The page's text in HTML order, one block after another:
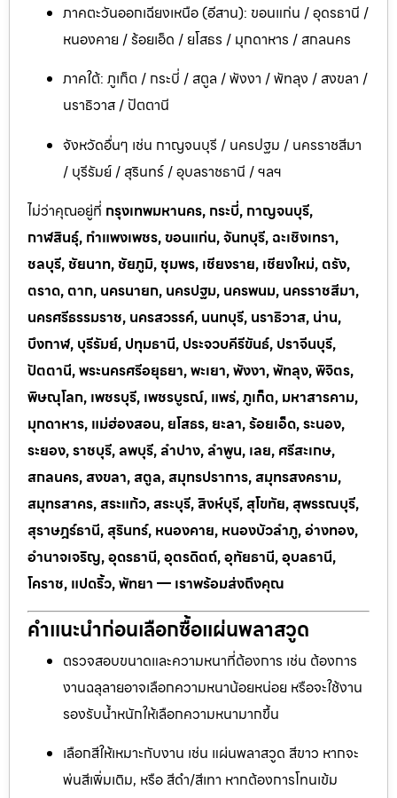
ภาคตะวันออกเฉียงเหนือ (อีสาน): ขอนแก่น / อุดรธานี /
หนองคาย / ร้อยเอ็ด / ยโสธร / มุกดาหาร / สกลนคร
ภาคใต้: ภูเก็ต / กระบี่ / สตูล / พังงา / พัทลุง / สงขลา /
นราธิวาส / ปัตตานี
จังหวัดอื่นๆ เช่น กาญจนบุรี / นครปฐม / นครราชสีมา
/ บุรีรัมย์ / สุรินทร์ / อุบลราชธานี / ฯลฯ
ไม่ว่าคุณอยู่ที่ กรุงเทพมหานคร, กระบี่, กาญจนบุรี,
กาฬสินธุ์, กำแพงเพชร, ขอนแก่น, จันทบุรี, ฉะเชิงเทรา,
ชลบุรี, ชัยนาท, ชัยภูมิ, ชุมพร, เชียงราย, เชียงใหม่, ตรัง,
ตราด, ตาก, นครนายก, นครปฐม, นครพนม, นครราชสีมา,
นครศรีธรรมราช, นครสวรรค์, นนทบุรี, นราธิวาส, น่าน,
บึงกาฬ, บุรีรัมย์, ปทุมธานี, ประจวบคีรีขันธ์, ปราจีนบุรี,
ปัตตานี, พระนครศรีอยุธยา, พะเยา, พังงา, พัทลุง, พิจิตร,
พิษณุโลก, เพชรบุรี, เพชรบูรณ์, แพร่, ภูเก็ต, มหาสารคาม,
มุกดาหาร, แม่ฮ่องสอน, ยโสธร, ยะลา, ร้อยเอ็ด, ระนอง,
ระยอง, ราชบุรี, ลพบุรี, ลำปาง, ลำพูน, เลย, ศรีสะเกษ,
สกลนคร, สงขลา, สตูล, สมุทรปราการ, สมุทรสงคราม,
สมุทรสาคร, สระแก้ว, สระบุรี, สิงห์บุรี, สุโขทัย, สุพรรณบุรี,
สุราษฎร์ธานี, สุรินทร์, หนองคาย, หนองบัวลำภู, อ่างทอง,
อำนาจเจริญ, อุดรธานี, อุตรดิตถ์, อุทัยธานี, อุบลธานี,
โคราช, แปดริ้ว, พัทยา — เราพร้อมส่งถึงคุณ
คำแนะนำก่อนเลือกซื้อแผ่นพลาสวูด
ตรวจสอบขนาดและความหนาที่ต้องการ เช่น ต้องการ
งานฉลุลายอาจเลือกความหนาน้อยหน่อย หรือจะใช้งาน
รองรับน้ำหนักให้เลือกความหนามากขึ้น
เลือกสีให้เหมาะกับงาน เช่น แผ่นพลาสวูด สีขาว หากจะ
พ่นสีเพิ่มเติม, หรือ สีดำ/สีเทา หากต้องการโทนเข้ม